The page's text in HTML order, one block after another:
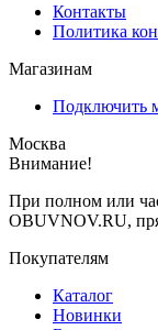
Контакты
Политика
Магазинам
Подключить
Москва
Внимание!
При полном или
OBUVNOV.RU,
Покупателям
Каталог
Новинки